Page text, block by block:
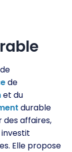
de
et du
durable
des affaires,
investit
Elle propose